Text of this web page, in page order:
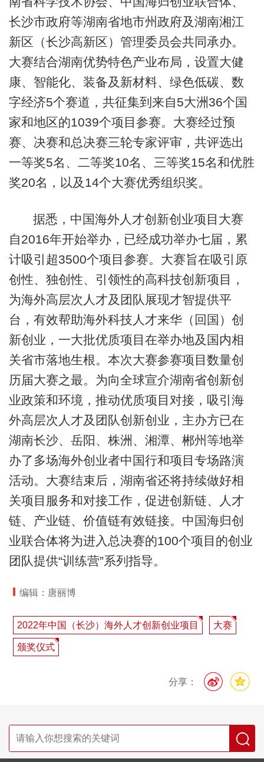
长沙市政府等湖南省地市州政府及湖南湘江
新区（长沙高新区）管理委员会共同承办。
大赛结合湖南优势特色产业布局，设置大健
康、智能化、装备及新材料、绿色低碳、数
字经济5个赛道，共征集到来自5大洲36个国
家和地区的1039个项目参赛。大赛经过预
赛、决赛和总决赛三轮专家评审，共评选出
一等奖5名、二等奖10名、三等奖15名和优胜
奖20名，以及14个大赛优秀组织奖。
据悉，中国海外人才创新创业项目大赛
自2016年开始举办，已经成功举办七届，累
计吸引超3500个项目参赛。大赛旨在吸引原
创性、独创性、引领性的高科技创新项目，
为海外高层次人才及团队展现才智提供平
台，有效帮助海外科技人才来华（回国）创
新创业，一大批优质项目在举办地及国内相
关省市落地生根。本次大赛参赛项目数量创
历届大赛之最。为向全球宣介湖南省创新创
业政策和环境，推动优质项目对接，吸引海
外高层次人才及团队创新创业，主办方已在
湖南长沙、岳阳、株洲、湘潭、郴州等地举
办了多场海外创业者中国行和项目专场路演
活动。大赛结束后，湖南省还将持续做好相
关项目服务和对接工作，促进创新链、人才
链、产业链、价值链有效链接。中国海归创
业联合体将为进入总决赛的100个项目的创业
团队提供“训练营”系列指导。
编辑：唐丽博
2022年中国（长沙）海外人才创新创业项目 大赛
颁奖仪式
分享：